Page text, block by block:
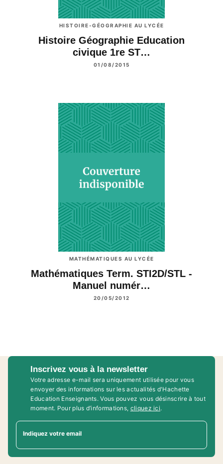
HISTOIRE-GÉOGRAPHIE AU LYCÉE
Histoire Géographie Education
civique 1re ST…
01/08/2015
MATHÉMATIQUES AU LYCÉE
Mathématiques Term. STI2D/STL -
Manuel numér…
20/05/2012
Inscrivez vous à la newsletter
Votre adresse e-mail sera uniquement utilisée pour vous
envoyer des informations sur les actualités d'Hachette
Education Enseignants. Vous pouvez vous désinscrire à tout
moment. Pour plus d’informations, cliquez ici.
Indiquez votre email